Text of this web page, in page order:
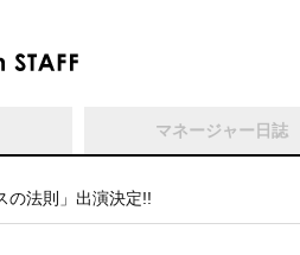
マネージャー日誌
の法則」出演決定!!